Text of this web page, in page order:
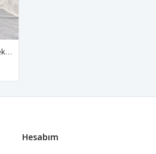
Krem Sevimli Kuzucuk Bebek Çocuk Battaniyesi Kışlık Peluş Welsoft Koyun Kuzu Battaniye
Hesabım